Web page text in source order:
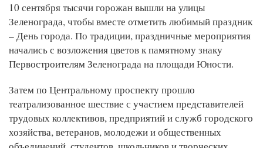
10 сентября тысячи горожан вышли на улицы
Зеленограда, чтобы вместе отметить любимый праздник
– День города. По традиции, праздничные мероприятия
начались с возложения цветов к памятному знаку
Первостроителям Зеленограда на площади Юности.
Затем по Центральному проспекту прошло
театрализованное шествие с участием представителей
трудовых коллективов, предприятий и служб городского
хозяйства, ветеранов, молодежи и общественных